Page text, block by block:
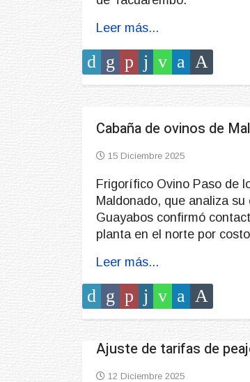
Leer más...
Cabaña de ovinos de
15 Diciembre 2025
Frigorífico Ovino Paso de
Maldonado, que analiza
Guayabos confirmó
planta en el norte por
Leer más...
Ajuste de tarifas de
12 Diciembre 2025